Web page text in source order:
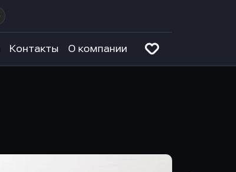
Контакты О компании